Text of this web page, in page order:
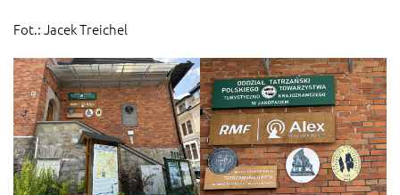
Fot.: Jacek Treichel